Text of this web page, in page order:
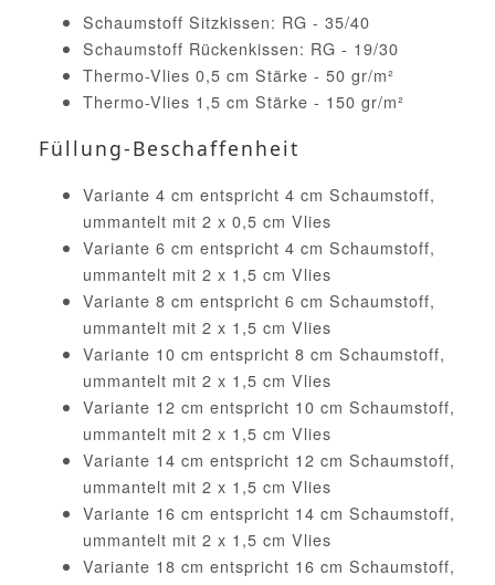
Schaumstoff Sitzkissen: RG - 35/40
Schaumstoff Rückenkissen: RG - 19/30
Thermo-Vlies 0,5 cm Stärke - 50 gr/m²
Thermo-Vlies 1,5 cm Stärke - 150 gr/m²
Füllung-Beschaffenheit
Variante 4 cm entspricht 4 cm Schaumstoff,
ummantelt mit 2 x 0,5 cm Vlies
Variante 6 cm entspricht 4 cm Schaumstoff,
ummantelt mit 2 x 1,5 cm Vlies
Variante 8 cm entspricht 6 cm Schaumstoff,
ummantelt mit 2 x 1,5 cm Vlies
Variante 10 cm entspricht 8 cm Schaumstoff,
ummantelt mit 2 x 1,5 cm Vlies
Variante 12 cm entspricht 10 cm Schaumstoff,
ummantelt mit 2 x 1,5 cm Vlies
Variante 14 cm entspricht 12 cm Schaumstoff,
ummantelt mit 2 x 1,5 cm Vlies
Variante 16 cm entspricht 14 cm Schaumstoff,
ummantelt mit 2 x 1,5 cm Vlies
Variante 18 cm entspricht 16 cm Schaumstoff,